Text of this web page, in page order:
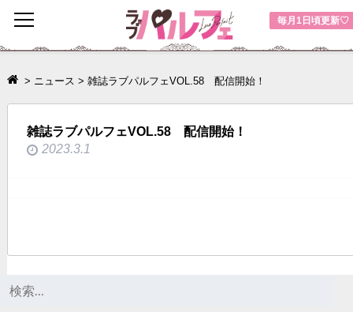
毎月1日頃更新♡
toggle
navigation
> ニュース > 雑誌ラブパルフェVOL.58 配信開始！
雑誌ラブパルフェVOL.58 配信開始！
2023.3.1